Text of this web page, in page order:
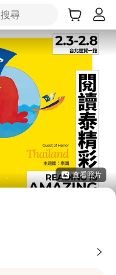
搜尋
查看照片